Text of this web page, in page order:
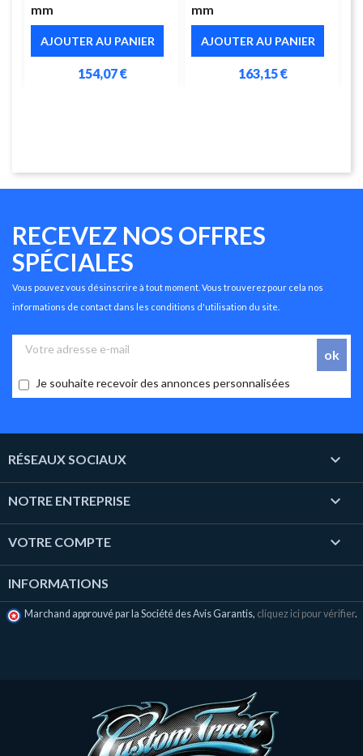
mm
AJOUTER AU PANIER
154,07 €
mm
AJOUTER AU PANIER
163,15 €
RECEVEZ NOS OFFRES
SPÉCIALES
Vous pouvez vous désinscrire à tout moment. Vous trouverez pour cela nos
informations de contact dans les conditions d'utilisation du site.
Je souhaite recevoir des annonces personnalisées
RÉSEAUX SOCIAUX 
NOTRE ENTREPRISE 
VOTRE COMPTE 
INFORMATIONS
Marchand approuvé par la Société des Avis Garantis, cliquez ici pour vérifier.